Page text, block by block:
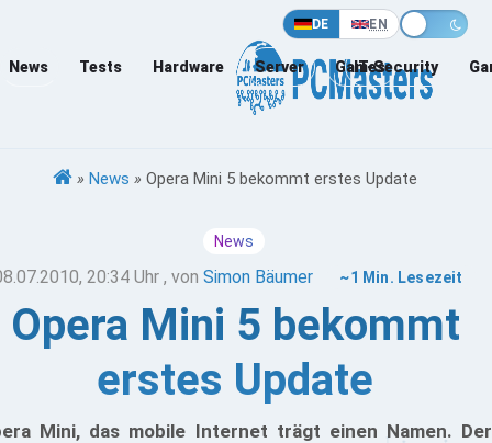
DE EN
News Tests Hardware Server Games
IT-Security
» News » Opera Mini 5 bekommt erstes Update
News
20:34 Uhr , vonSimon Bäumer ~1 Min. Lesezeit
Opera Mini 5 bekommt
erstes Update
Mini, das mobile Internet trägt einen Namen. Der